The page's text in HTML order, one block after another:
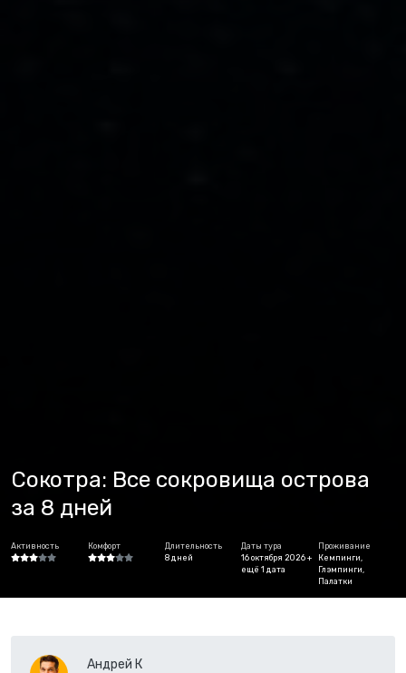
Сокотра: Все сокровища острова
за 8 дней
Активность Комфорт
Длительность
8 дней
Даты тура
16 октября 2026 +
ещё 1 дата
Проживание
Кемпинги,
Глэмпинги,
Палатки
Андрей К